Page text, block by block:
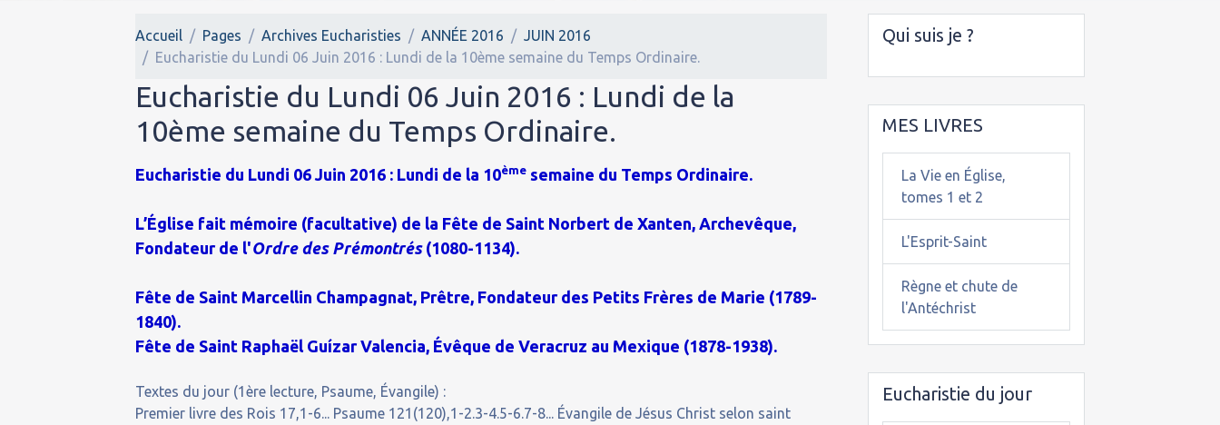
Accueil Pages Archives Eucharisties ANNÉE 2016
JUIN 2016
Eucharistie du Lundi 06 Juin 2016 : Lundi de la 10ème semaine du Temps Ordinaire.
Eucharistie du Lundi 06 Juin 2016 : Lundi de la
10ème semaine du Temps Ordinaire.
Eucharistie du Lundi 06 Juin 2016 : Lundi de la 10ème semaine du Temps Ordinaire.
L’Église fait mémoire (facultative) de la Fête de Saint Norbert de Xanten, Archevêque,
Fondateur de l'Ordre des Prémontrés (1080-1134).
Fête de Saint Marcellin Champagnat, Prêtre, Fondateur des Petits Frères de Marie (1789-
1840).
Fête de Saint Raphaël Guízar Valencia, Évêque de Veracruz au Mexique (1878-1938).
Textes du jour (1ère lecture, Psaume, Évangile) :
Premier livre des Rois 17,1-6... Psaume 121(120),1-2.3-4.5-6.7-8... Évangile de Jésus Christ selon saint
Qui suis je ?
MES LIVRES
La Vie en Église,
tomes 1 et 2
L'Esprit-Saint
Règne et chute de
l'Antéchrist
Eucharistie du jour